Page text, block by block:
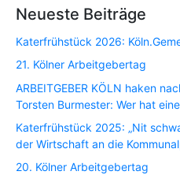
Neueste Beiträge
Katerfrühstück 2026:
21. Kölner Arbeitgebertag
ARBEITGEBER KÖLN haken
Torsten Burmester: Wer hat
Katerfrühstück 2025: „Nit
der Wirtschaft an die
20. Kölner Arbeitgebertag